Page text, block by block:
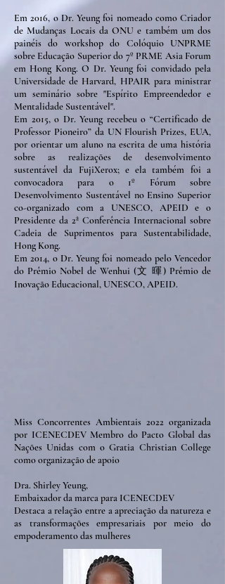
Em 2016, o Dr. Yeung foi nomeado como Criador
de Mudanças Locais da ONU e também um dos
painéis do workshop do Colóquio UNPRME
sobre Educação Superior do 7º PRME Asia Forum
em Hong Kong. O Dr. Yeung foi convidado pela
Universidade de Harvard, HPAIR para ministrar
um seminário sobre "Espírito Empreendedor e
Mentalidade Sustentável".
Em 2015, o Dr. Yeung recebeu o “Certificado de
Professor Pioneiro” da UN Flourish Prizes, EUA,
por orientar um aluno na escrita de uma história
sobre as realizações de desenvolvimento
sustentável da FujiXerox; e ela também foi a
convocadora para o 1º Fórum sobre
Desenvolvimento Sustentável no Ensino Superior
co-organizado com a UNESCO, APEID e o
Presidente da 2ª Conferência Internacional sobre
Cadeia de Suprimentos para Sustentabilidade,
Hong Kong.
Em 2014, o Dr. Yeung foi nomeado pelo Vencedor
do Prêmio Nobel de Wenhui (文 暉) Prêmio de
Inovação Educacional, UNESCO, APEID.
Miss Concorrentes Ambientais 2022 organizada
por ICENECDEV Membro do Pacto Global das
Nações Unidas com o Gratia Christian College
como organização de apoio
Dra. Shirley Yeung,
Embaixador da marca para ICENECDEV
Destaca a relação entre a apreciação da natureza e
as transformações empresariais por meio do
empoderamento das mulheres